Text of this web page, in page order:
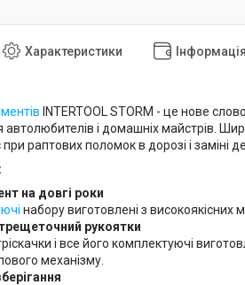
Характеристики
INTERTOOL STORM - це нове
автолюбителів і домашніх майстрів.
раптових поломок в дорозі і заміні
на довгі роки
набору виготовлені з високоякісних
трещеточний рукоятки
і все його комплектуючі
механізму.